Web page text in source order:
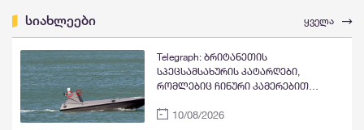
სიახლეები ყველა
Telegraph: ბრიტანეთის
სპეცსამსახურის კატარღები,
რომლებიც ჩინური კამერებით
ჩინეთს ფარულად გადასცემდა
10/08/2026